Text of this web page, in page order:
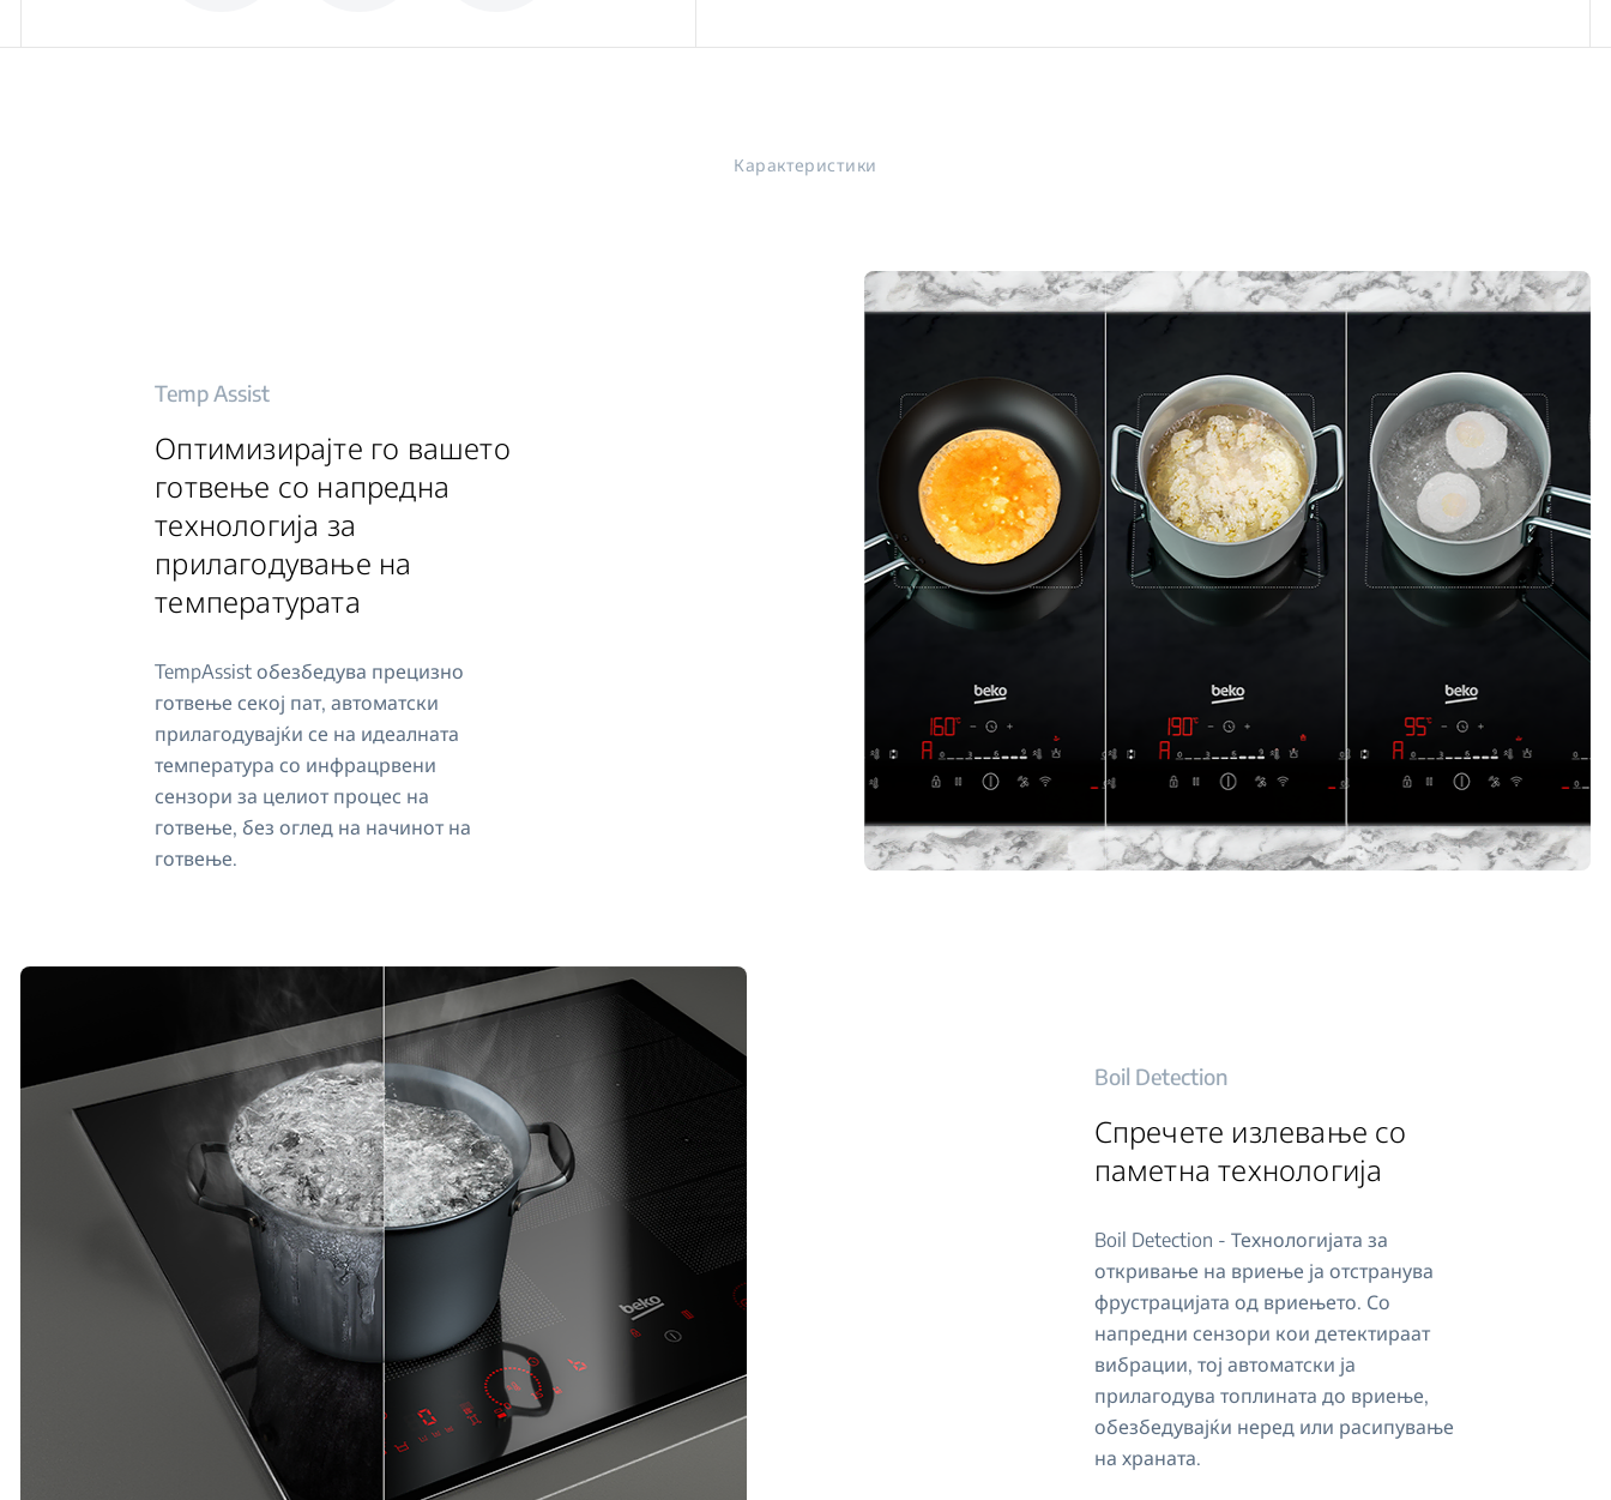
Карактеристики
Temp Assist
Оптимизирајте го вашето
готвење со напредна
технологија за
прилагодување на
температурата
TempAssist обезбедува прецизно
готвење секој пат, автоматски
прилагодувајќи се на идеалната
температура со инфрацрвени
сензори за целиот процес на
готвење, без оглед на начинот на
готвење.
Boil Detection
Спречете излевање со
паметна технологија
Boil Detection - Технологијата за
откривање на вриење ја отстранува
фрустрацијата од вриењето. Со
напредни сензори кои детектираат
вибрации, тој автоматски ја
прилагодува топлината до вриење,
обезбедувајќи неред или расипување
на храната.